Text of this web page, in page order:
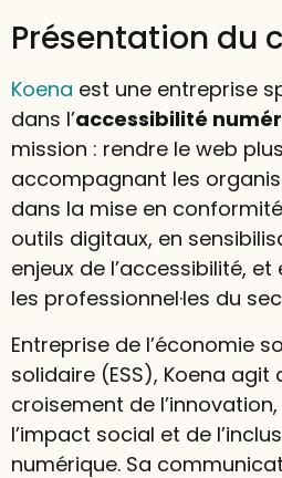
Présentation du
Koena est une entreprise
dans l’accessibilité
mission : rendre le web
accompagnant les
dans la mise en
outils digitaux, en
enjeux de l’accessibilité,
les professionnel·les du
Entreprise de l’économie
solidaire (ESS), Koena agit
croisement de
l’impact social et de
numérique. Sa